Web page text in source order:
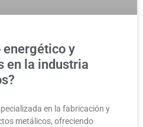
y
en la industria
en la fabricación y
metálicos, ofreciendo